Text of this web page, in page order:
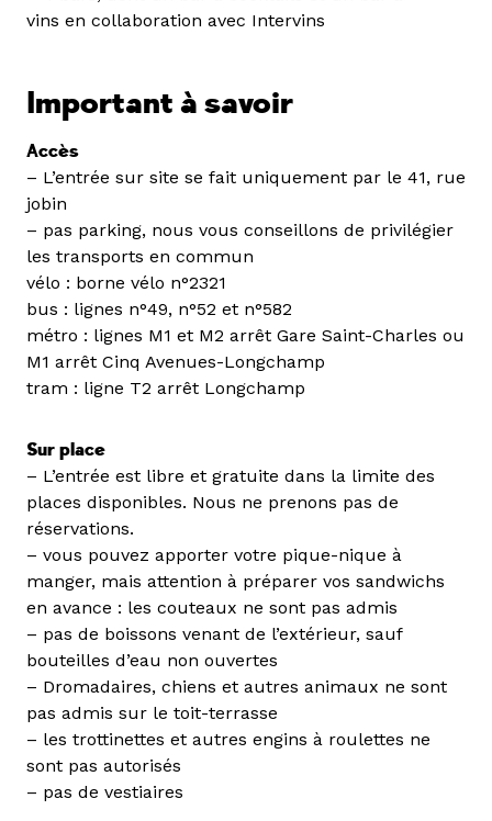
vins en collaboration avec Intervins
Important à savoir
Accès
– L’entrée sur site se fait uniquement par le 41, rue
jobin
– pas parking, nous vous conseillons de privilégier
les transports en commun
vélo : borne vélo n°2321
bus : lignes n°49, n°52 et n°582
métro : lignes M1 et M2 arrêt Gare Saint-Charles ou
M1 arrêt Cinq Avenues-Longchamp
tram : ligne T2 arrêt Longchamp
Sur place
– L’entrée est libre et gratuite dans la limite des
places disponibles. Nous ne prenons pas de
réservations.
– vous pouvez apporter votre pique-nique à
manger, mais attention à préparer vos sandwichs
en avance : les couteaux ne sont pas admis
– pas de boissons venant de l’extérieur, sauf
bouteilles d’eau non ouvertes
– Dromadaires, chiens et autres animaux ne sont
pas admis sur le toit-terrasse
– les trottinettes et autres engins à roulettes ne
sont pas autorisés
– pas de vestiaires